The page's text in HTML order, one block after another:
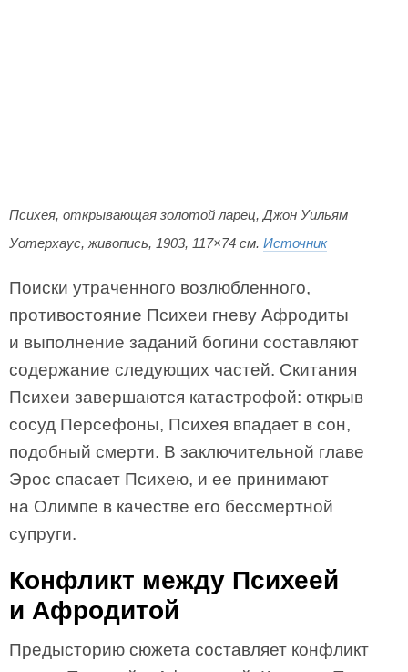
Психея, открывающая золотой ларец, Джон Уильям
Уотерхаус, живопись, 1903, 117×74 см. Источник
Поиски утраченного возлюбленного,
противостояние Психеи гневу Афродиты
и выполнение заданий богини составляют
содержание следующих частей. Скитания
Психеи завершаются катастрофой: открыв
сосуд Персефоны, Психея впадает в сон,
подобный смерти. В заключительной главе
Эрос спасает Психею, и ее принимают
на Олимпе в качестве его бессмертной
супруги.
Конфликт между Психеей
и Афродитой
Предысторию сюжета составляет конфликт